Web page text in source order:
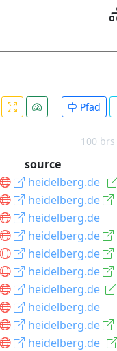
Pfad
100
source
heidelberg.de
heidelberg.de
heidelberg.de
heidelberg.de
heidelberg.de
heidelberg.de
heidelberg.de
heidelberg.de
heidelberg.de
heidelberg.de